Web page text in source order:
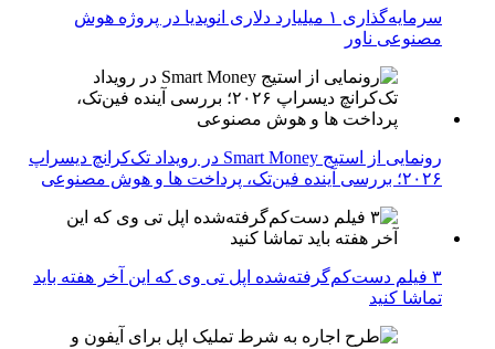
سرمایه‌گذاری ۱ میلیارد دلاری انویدیا در پروژه هوش
مصنوعی ناور
رونمایی از استیج Smart Money در رویداد تک‌کرانچ دیسراپ
۲۰۲۶؛ بررسی آینده فین‌تک، پرداخت‌ ها و هوش مصنوعی
۳ فیلم دست‌کم‌گرفته‌شده اپل تی وی که این آخر هفته باید
تماشا کنید